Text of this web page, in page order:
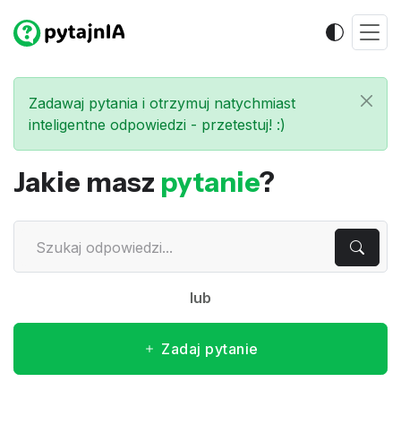
Zadawaj pytania i otrzymuj natychmiast
inteligentne odpowiedzi - przetestuj! :)
Jakie masz pytanie?
lub
Zadaj pytanie